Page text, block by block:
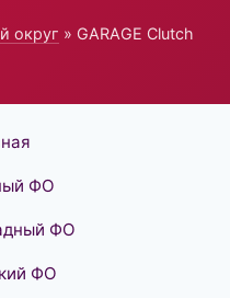
округ » GARAGE Clutch
ФО
ФО
ФО